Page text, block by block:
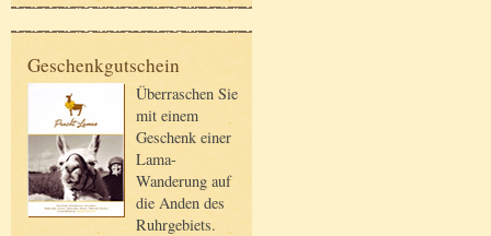
Geschenkgutschein
Überraschen Sie
mit einem
Geschenk einer
Lama-
Wanderung auf
die Anden des
Ruhrgebiets.